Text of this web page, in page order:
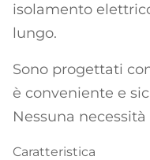
isolamento
lungo.
Sono progettati
è conveniente e
Nessuna
Caratteristica